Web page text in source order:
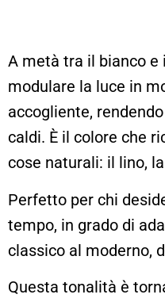
A metà tra il bianco e
modulare la luce in
accogliente,
caldi. È il colore che
cose naturali: il lino,
Perfetto per chi
tempo, in grado di
classico al moderno,
Questa tonalità è